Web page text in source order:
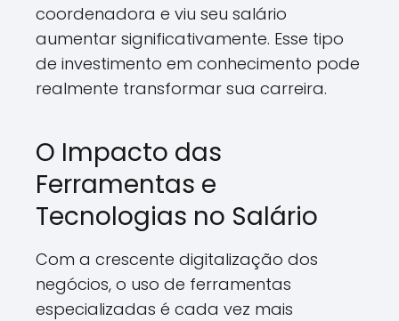
coordenadora e viu seu salário
aumentar significativamente. Esse tipo
de investimento em conhecimento pode
realmente transformar sua carreira.
O Impacto das
Ferramentas e
Tecnologias no Salário
Com a crescente digitalização dos
negócios, o uso de ferramentas
especializadas é cada vez mais